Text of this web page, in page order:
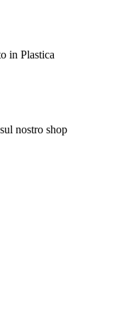
in Plastica
nostro shop